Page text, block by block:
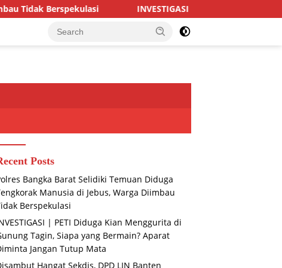
INVESTIGASI | PETI Diduga Kian Menggurita
Posts
Bangka Barat Selidiki Temuan Diduga
Manusia di Jebus, Warga Diimbau
Berspekulasi
| PETI Diduga Kian Menggurita di
Tagin, Siapa yang Bermain? Aparat
Jangan Tutup Mata
Hangat Sekdis, DPD LIN Banten